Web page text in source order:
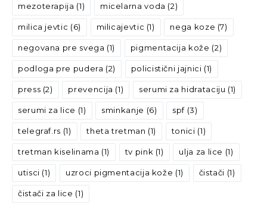
mezoterapija (1) micelarna voda (2)
milica jevtic (6) milicajevtic (1) nega koze (7)
negovana pre svega (1) pigmentacija kože (2)
podloga pre pudera (2) policistični jajnici (1)
press (2) prevencija (1) serumi za hidrataciju (1)
serumi za lice (1) sminkanje (6) spf (3)
telegraf.rs (1) theta tretman (1) tonici (1)
tretman kiselinama (1) tv pink (1) ulja za lice (1)
utisci (1) uzroci pigmentacija kože (1) čistači (1)
čistači za lice (1)